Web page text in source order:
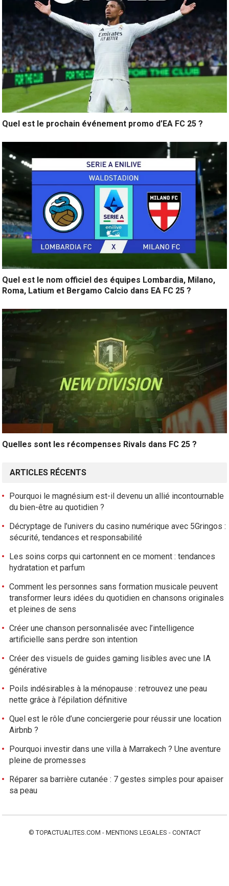
Quel est le prochain événement promo d’EA FC 25 ?
Quel est le nom officiel des équipes Lombardia, Milano,
Roma, Latium et Bergamo Calcio dans EA FC 25 ?
Quelles sont les récompenses Rivals dans FC 25 ?
ARTICLES RÉCENTS
Pourquoi le magnésium est-il devenu un allié incontournable
du bien-être au quotidien ?
Décryptage de l’univers du casino numérique avec 5Gringos :
sécurité, tendances et responsabilité
Les soins corps qui cartonnent en ce moment : tendances
hydratation et parfum
Comment les personnes sans formation musicale peuvent
transformer leurs idées du quotidien en chansons originales
et pleines de sens
Créer une chanson personnalisée avec l’intelligence
artificielle sans perdre son intention
Créer des visuels de guides gaming lisibles avec une IA
générative
Poils indésirables à la ménopause : retrouvez une peau
nette grâce à l’épilation définitive
Quel est le rôle d’une conciergerie pour réussir une location
Airbnb ?
Pourquoi investir dans une villa à Marrakech ? Une aventure
pleine de promesses
Réparer sa barrière cutanée : 7 gestes simples pour apaiser
sa peau
©TOPACTUALITES.COM - MENTIONS LEGALES - CONTACT